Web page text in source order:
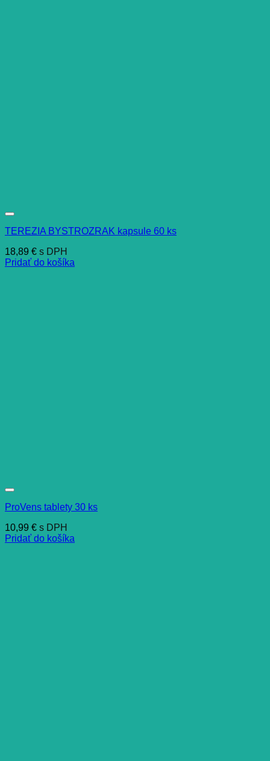
TEREZIA BYSTROZRAK kapsule 60 ks
18,89 € s DPH
Pridať do košíka
ProVens tablety 30 ks
10,99 € s DPH
Pridať do košíka